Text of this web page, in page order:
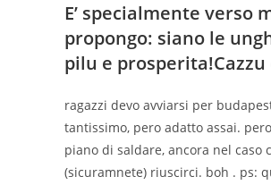
E’ specialmente verso
propongo: siano le
pilu e prosperita!Cazzu
ragazzi devo avviarsi per
tantissimo, pero adatto assai.
piano di saldare, ancora nel caso
(sicuramnete) riuscirci. boh . ps: